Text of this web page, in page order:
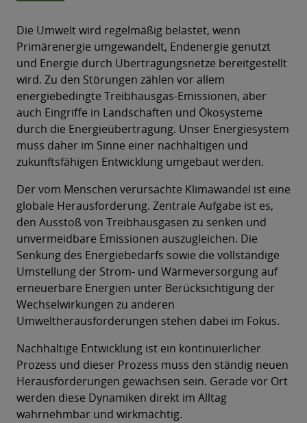
Die Umwelt wird regelmäßig belastet, wenn
Primärenergie umgewandelt, Endenergie genutzt
und Energie durch Übertragungsnetze bereitgestellt
wird. Zu den Störungen zählen vor allem
energiebedingte Treibhausgas-Emissionen, aber
auch Eingriffe in Landschaften und Ökosysteme
durch die Energieübertragung. Unser Energiesystem
muss daher im Sinne einer nachhaltigen und
zukunftsfähigen Entwicklung umgebaut werden.
Der vom Menschen verursachte Klimawandel ist eine
globale Herausforderung. Zentrale Aufgabe ist es,
den Ausstoß von Treibhausgasen zu senken und
unvermeidbare Emissionen auszugleichen. Die
Senkung des Energiebedarfs sowie die vollständige
Umstellung der Strom- und Wärmeversorgung auf
erneuerbare Energien unter Berücksichtigung der
Wechselwirkungen zu anderen
Umweltherausforderungen stehen dabei im Fokus.
Nachhaltige Entwicklung ist ein kontinuierlicher
Prozess und dieser Prozess muss den ständig neuen
Herausforderungen gewachsen sein. Gerade vor Ort
werden diese Dynamiken direkt im Alltag
wahrnehmbar und wirkmächtig.